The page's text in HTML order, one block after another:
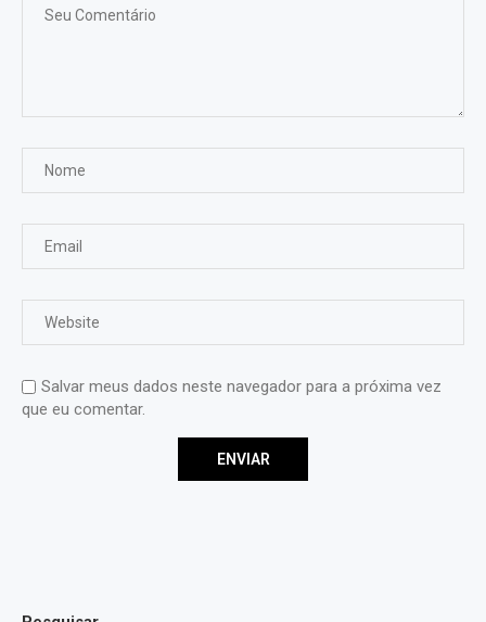
Salvar meus dados neste navegador para a próxima vez
que eu comentar.